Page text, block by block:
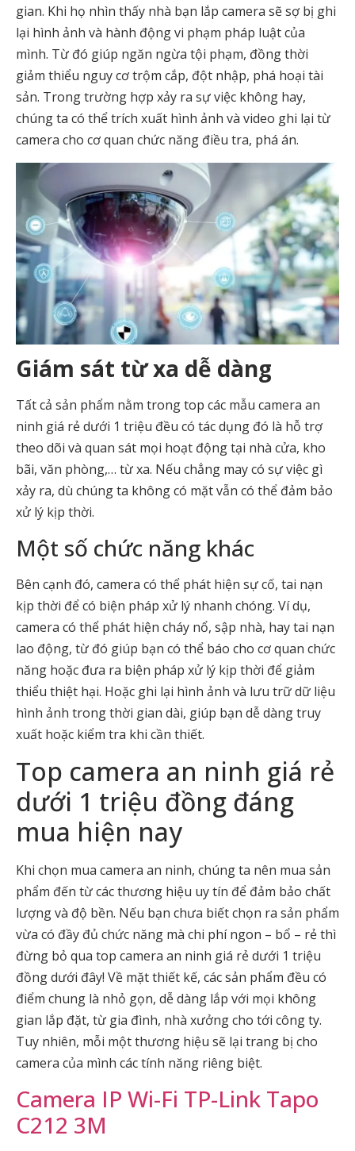
gian. Khi họ nhìn thấy nhà bạn lắp camera sẽ sợ bị ghi
lại hình ảnh và hành động vi phạm pháp luật của
mình. Từ đó giúp ngăn ngừa tội phạm, đồng thời
giảm thiểu nguy cơ trộm cắp, đột nhập, phá hoại tài
sản. Trong trường hợp xảy ra sự việc không hay,
chúng ta có thể trích xuất hình ảnh và video ghi lại từ
camera cho cơ quan chức năng điều tra, phá án.
Giám sát từ xa dễ dàng
Tất cả sản phẩm nằm trong top các mẫu camera an
ninh giá rẻ dưới 1 triệu đều có tác dụng đó là hỗ trợ
theo dõi và quan sát mọi hoạt động tại nhà cửa, kho
bãi, văn phòng,… từ xa. Nếu chẳng may có sự việc gì
xảy ra, dù chúng ta không có mặt vẫn có thể đảm bảo
xử lý kịp thời.
Một số chức năng khác
Bên cạnh đó, camera có thể phát hiện sự cố, tai nạn
kịp thời để có biện pháp xử lý nhanh chóng. Ví dụ,
camera có thể phát hiện cháy nổ, sập nhà, hay tai nạn
lao động, từ đó giúp bạn có thể báo cho cơ quan chức
năng hoặc đưa ra biện pháp xử lý kịp thời để giảm
thiểu thiệt hại. Hoặc ghi lại hình ảnh và lưu trữ dữ liệu
hình ảnh trong thời gian dài, giúp bạn dễ dàng truy
xuất hoặc kiểm tra khi cần thiết.
Top camera an ninh giá rẻ
dưới 1 triệu đồng đáng
mua hiện nay
Khi chọn mua camera an ninh, chúng ta nên mua sản
phẩm đến từ các thương hiệu uy tín để đảm bảo chất
lượng và độ bền. Nếu bạn chưa biết chọn ra sản phẩm
vừa có đầy đủ chức năng mà chi phí ngon – bổ – rẻ thì
đừng bỏ qua top camera an ninh giá rẻ dưới 1 triệu
đồng dưới đây! Về mặt thiết kế, các sản phẩm đều có
điểm chung là nhỏ gọn, dễ dàng lắp với mọi không
gian lắp đặt, từ gia đình, nhà xưởng cho tới công ty.
Tuy nhiên, mỗi một thương hiệu sẽ lại trang bị cho
camera của mình các tính năng riêng biệt.
Camera IP Wi-Fi TP-Link Tapo
C212 3M